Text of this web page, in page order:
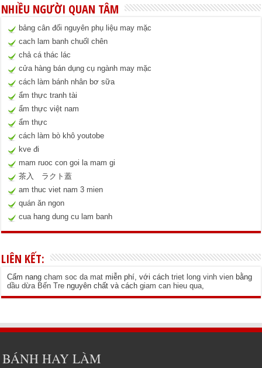
NHIỀU NGƯỜI QUAN TÂM
bảng cân đối nguyên phụ liệu may mặc
cach lam banh chuốl chên
chả cá thác lác
cửa hàng bán dụng cụ ngành may mặc
cách làm bánh nhân bơ sữa
ẩm thực tranh tài
ẩm thực việt nam
ẩm thực
cách làm bò khô youtobe
kve đi
mam ruoc con goi la mam gi
茶入 ラクト蓋
am thuc viet nam 3 mien
quán ăn ngon
cua hang dung cu lam banh
LIÊN KẾT:
Cẩm nangcham soc da mat miễn phí, với cáchtriet long vinh vien bằng
dầu dừa Bến Tre nguyên chất và cáchgiam can hieu qua,
BÁNH HAY LÀM